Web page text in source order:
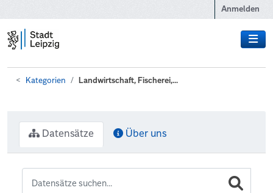
Anmelden
Kategorien Landwirtschaft, Fischerei,...
Datensätze Über uns